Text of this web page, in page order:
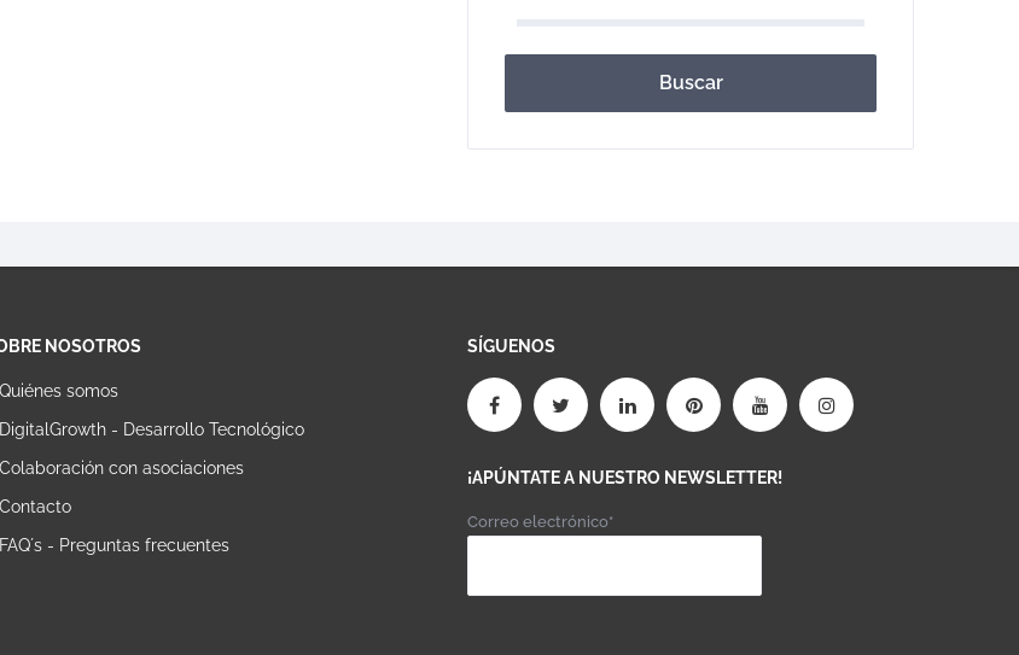
Buscar
NOSOTROS
Quiénes somos
DigitalGrowth - Desarrollo Tecnológico
Colaboración con asociaciones
Contacto
FAQ´s - Preguntas frecuentes
SÍGUENOS
¡APÚNTATE A NUESTRO NEWSLETTER!
Correo electrónico*